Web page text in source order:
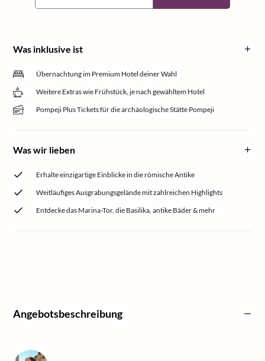
Was inklusive ist
Übernachtung im Premium Hotel deiner Wahl
Weitere Extras wie Frühstück, je nach gewähltem Hotel
Pompeji Plus Tickets für die archäologische Stätte Pompeji
Was wir lieben
Erhalte einzigartige Einblicke in die römische Antike
Weitläufiges Ausgrabungsgelände mit zahlreichen Highlights
Entdecke das Marina-Tor, die Basilika, antike Bäder & mehr
Angebotsbeschreibung